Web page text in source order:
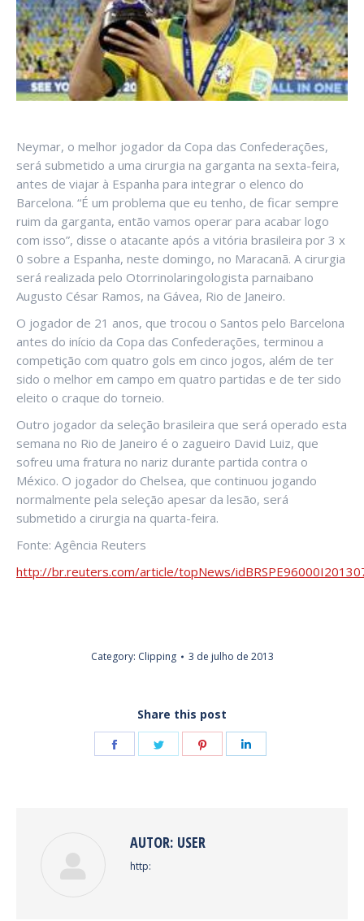
Neymar, o melhor jogador da Copa das Confederações,
será submetido a uma cirurgia na garganta na sexta-feira,
antes de viajar à Espanha para integrar o elenco do
Barcelona. “É um problema que eu tenho, de ficar sempre
ruim da garganta, então vamos operar para acabar logo
com isso”, disse o atacante após a vitória brasileira por 3 x
0 sobre a Espanha, neste domingo, no Maracanã. A cirurgia
será realizada pelo Otorrinolaringologista parnaibano
Augusto César Ramos, na Gávea, Rio de Janeiro.
O jogador de 21 anos, que trocou o Santos pelo Barcelona
antes do início da Copa das Confederações, terminou a
competição com quatro gols em cinco jogos, além de ter
sido o melhor em campo em quatro partidas e de ter sido
eleito o craque do torneio.
Outro jogador da seleção brasileira que será operado esta
semana no Rio de Janeiro é o zagueiro David Luiz, que
sofreu uma fratura no nariz durante partida contra o
México. O jogador do Chelsea, que continuou jogando
normalmente pela seleção apesar da lesão, será
submetido a cirurgia na quarta-feira.
Fonte: Agência Reuters
http://br.reuters.com/article/topNews/
Category: Clipping 3 de julho de 2013
Share this post
Share
Share
Share
AUTOR: USER
http: